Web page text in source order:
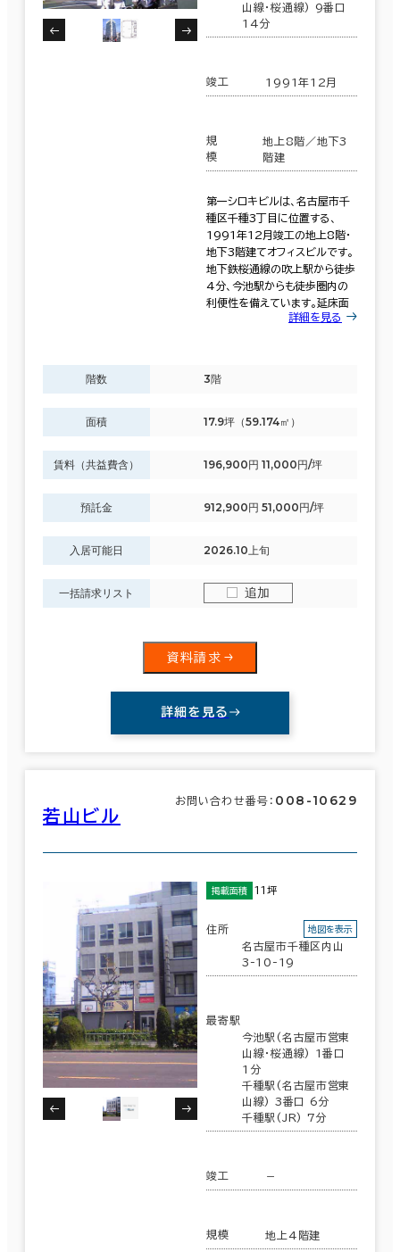
山線･桜通線) 9番口
14分
竣工 1991年12月
規
模
地上8階／地下3
階建
第一シロキビルは、名古屋市千
種区千種3丁目に位置する、
1991年12月竣工の地上8階・
地下3階建てオフィスビルです。
地下鉄桜通線の吹上駅から徒歩
4分、今池駅からも徒歩圏内の
利便性を備えています。延床面
詳細を見る
階数 3階
面積 17.9坪（59.174㎡）
賃料（共益費含） 196,900円 11,000円/坪
預託金 912,900円 51,000円/坪
入居可能日 2026.10上旬
一括請求リスト 追加
資料請求
詳細を見る
若山ビル
お問い合わせ番号： 008-10629
掲載面積 11坪
住所
名古屋市千種区内山
3-10-19
地図を表示
最寄駅
今池駅(名古屋市営東
山線･桜通線) 1番口
1分
千種駅(名古屋市営東
山線) 3番口 6分
千種駅(JR) 7分
竣工 －
規模 地上4階建
エリアを追加・変更する
名古屋市
(1,063)
中村区 (200)
中区 (565)
昭和区 (10)
現在の条件
面積選択
坪数
複数フロアを含む
賃料選択（共益費含）
賃料非公開物件を含む
駅徒歩
3分以内
5分以内
10分以内
入居可能時期